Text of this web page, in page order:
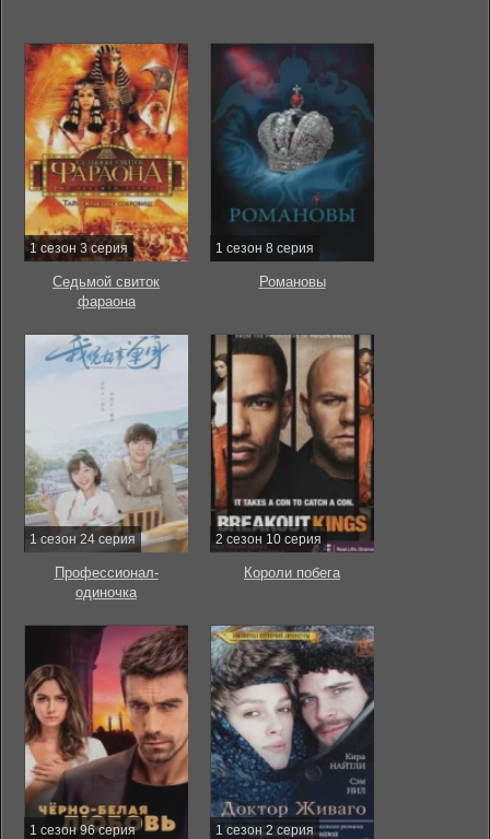
1 сезон 3 серия
Седьмой свиток
фараона
1 сезон 8 серия
Романовы
1 сезон 24 серия
Профессионал-
одиночка
2 сезон 10 серия
Короли побега
1 сезон 96 серия 1 сезон 2 серия